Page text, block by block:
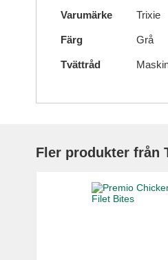
gallery
Mer
Varumärke Trixie
Färg Grå
Tvättråd
Fler produkter från